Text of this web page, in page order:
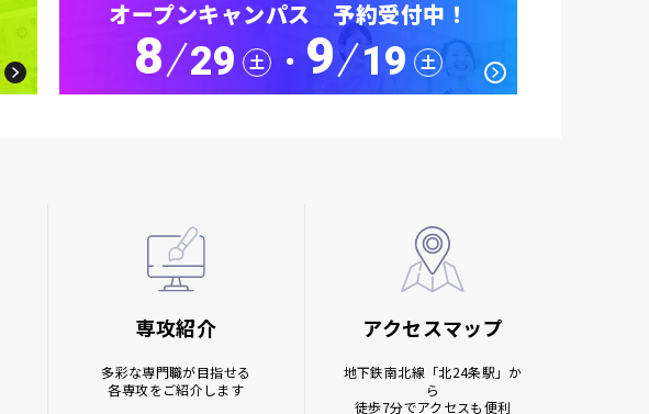
オープンキャンパス 予約受付中！
8 29 土 ･ 9 19 土
専攻紹介
多彩な専門職が目指せる
各専攻をご紹介します
アクセスマップ
地下鉄南北線 「北24条駅」か
ら
徒歩7分でアクセスも便利